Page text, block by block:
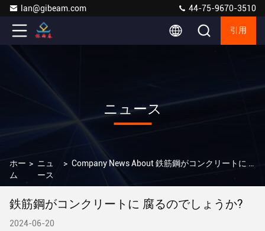
lan@gibeam.com 44-75-9670-3510
引用
ニュース
ホー
ム
> ニュ
ース
> Company News About 鉄筋鋼がコンクリートに 腐るのでしょうか?
鉄筋鋼がコンクリートに 腐るのでしょうか?
2024-06-20